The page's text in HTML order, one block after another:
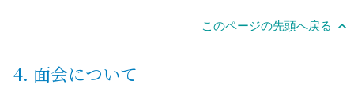
このページの先頭へ戻る
4. 面会について